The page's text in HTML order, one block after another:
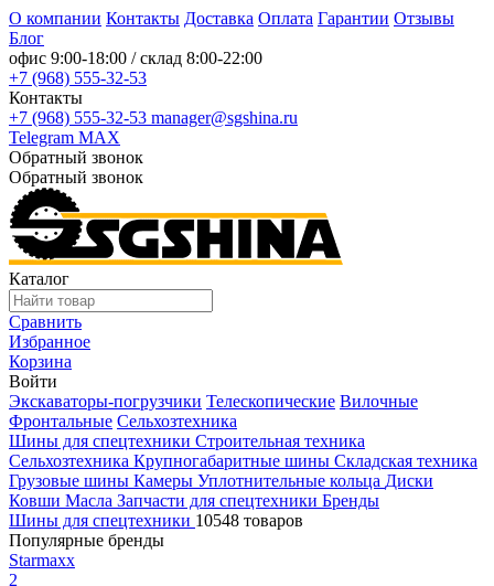
О компании Контакты Доставка Оплата Гарантии Отзывы
Блог
офис 9:00-18:00 / склад 8:00-22:00
+7 (968) 555-32-53
Контакты
+7 (968) 555-32-53 manager@sgshina.ru
Telegram MAX
Обратный звонок
Обратный звонок
Каталог
Сравнить
Избранное
Корзина
Войти
Экскаваторы-погрузчики Телескопические Вилочные
Фронтальные Сельхозтехника
Шины для спецтехники Строительная техника
Сельхозтехника Крупногабаритные шины Складская техника
Грузовые шины Камеры Уплотнительные кольца Диски
Ковши Масла Запчасти для спецтехники Бренды
Шины для спецтехники 10548 товаров
Популярные бренды
Starmaxx
2